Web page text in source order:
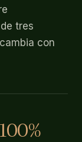
tres
con
100%